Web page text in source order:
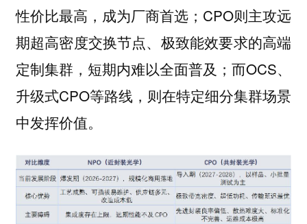
性价比最高，成为厂商首选；CPO则主攻远
期超高密度交换节点、极致能效要求的高端
定制集群，短期内难以全面普及；而OCS、
升级式CPO等路线，则在特定细分集群场景
中发挥价值。